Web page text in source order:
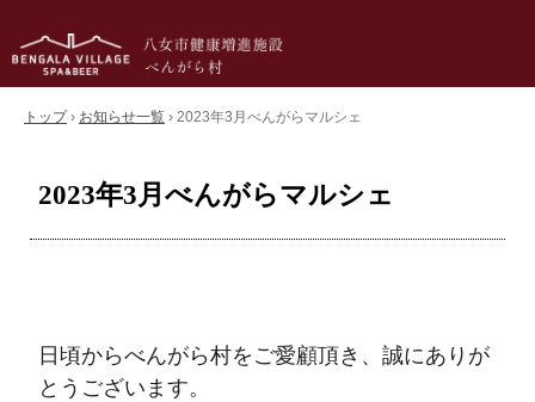
トップ › お知らせ一覧 › 2023年3月べんがらマルシェ
2023年3月べんがらマルシェ
日頃からべんがら村をご愛顧頂き、誠にありが
とうございます。